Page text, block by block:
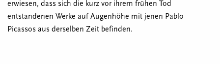
erwiesen, dass sich die kurz vor ihrem frühen Tod
entstandenen Werke auf Augenhöhe mit jenen Pablo
Picassos aus derselben Zeit befinden.